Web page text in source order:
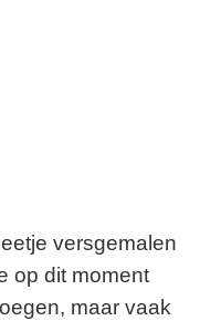
versgemalen
op dit moment
maar vaak